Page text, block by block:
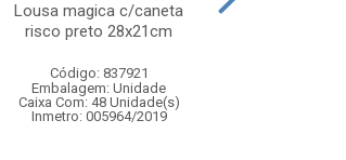
Lousa magica c/caneta
risco preto 28x21cm
Código: 837921
Embalagem: Unidade
Caixa Com: 48 Unidade(s)
Inmetro: 005964/2019